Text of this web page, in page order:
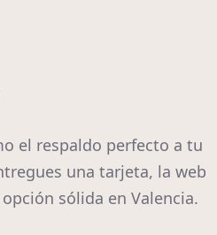
el respaldo perfecto a tu
una tarjeta, la web
sólida en Valencia.